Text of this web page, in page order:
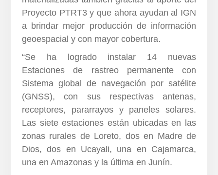
Proyecto PTRT3 y que ahora ayudan al IGN
a brindar mejor producción de información
geoespacial y con mayor cobertura.
“Se ha logrado instalar 14 nuevas
Estaciones de rastreo permanente con
Sistema global de navegación por satélite
(GNSS), con sus respectivas antenas,
receptores, pararrayos y paneles solares.
Las siete estaciones están ubicadas en las
zonas rurales de Loreto, dos en Madre de
Dios, dos en Ucayali, una en Cajamarca,
una en Amazonas y la última en Junín.